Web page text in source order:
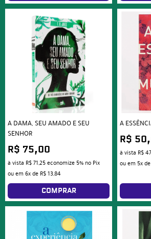
A DAMA, SEU AMADO E SEU
SENHOR
R$ 75,00
à vista R$ 71,25economize 5% no Pix
ou em 6xde R$ 13,84
COMPRAR
A
R$
à vista R$
ou em 5xde